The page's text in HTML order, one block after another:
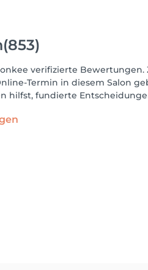
(853)
verifizierte
Termin in diesem Salon
hilfst, fundierte